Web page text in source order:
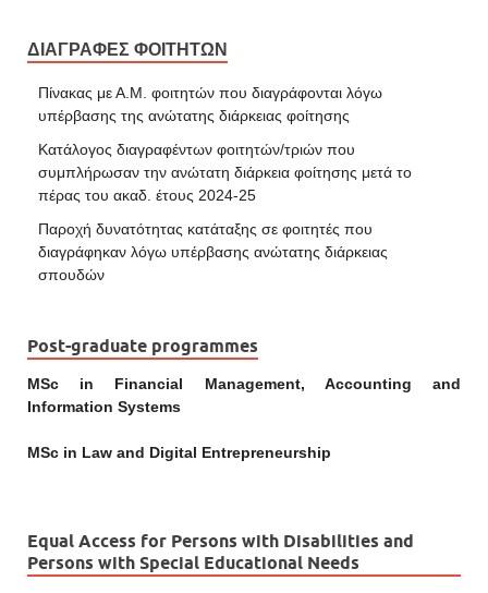
ΔΙΑΓΡΑΦΕΣ ΦΟΙΤΗΤΩΝ
Πίνακας με Α.Μ. φοιτητών που διαγράφονται λόγω
υπέρβασης της ανώτατης διάρκειας φοίτησης
Κατάλογος διαγραφέντων φοιτητών/τριών που
συμπλήρωσαν την ανώτατη διάρκεια φοίτησης μετά το
πέρας του ακαδ. έτους 2024-25
Παροχή δυνατότητας κατάταξης σε φοιτητές που
διαγράφηκαν λόγω υπέρβασης ανώτατης διάρκειας
σπουδών
Post-graduate programmes
MSc in Financial Management, Accounting and
Information Systems
MSc in Law and Digital Entrepreneurship
Equal Access for Persons with Disabilities and
Persons with Special Educational Needs